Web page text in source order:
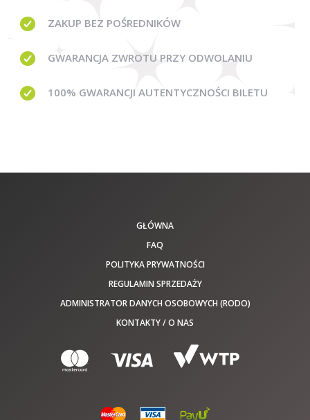
ZAKUP BEZ POŚREDNIKÓW
GWARANCJA ZWROTU PRZY ODWOLANIU
100% GWARANCJI AUTENTYCZNOŚCI BILETU
GŁÓWNA
FAQ
POLITYKA PRYWATNOŚCI
REGULAMIN SPRZEDAŻY
ADMINISTRATOR DANYCH OSOBOWYCH (RODO)
KONTAKTY / O NAS